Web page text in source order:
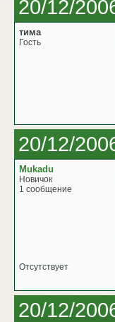
20/12/
тима
Гость
20/12/
Mukadu
Новичок
1 сообщение
Отсутствует
20/12/